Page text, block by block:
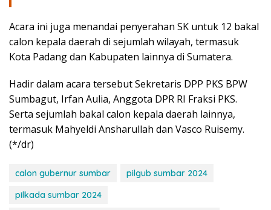
Acara ini juga menandai penyerahan SK untuk 12 bakal
calon kepala daerah di sejumlah wilayah, termasuk
Kota Padang dan Kabupaten lainnya di Sumatera.
Hadir dalam acara tersebut Sekretaris DPP PKS BPW
Sumbagut, Irfan Aulia, Anggota DPR RI Fraksi PKS.
Serta sejumlah bakal calon kepala daerah lainnya,
termasuk Mahyeldi Ansharullah dan Vasco Ruisemy.
(*/dr)
calon gubernur sumbar
pilgub sumbar 2024
pilkada sumbar 2024